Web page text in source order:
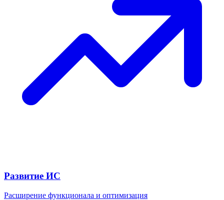
Развитие ИС
Расширение функционала и оптимизация